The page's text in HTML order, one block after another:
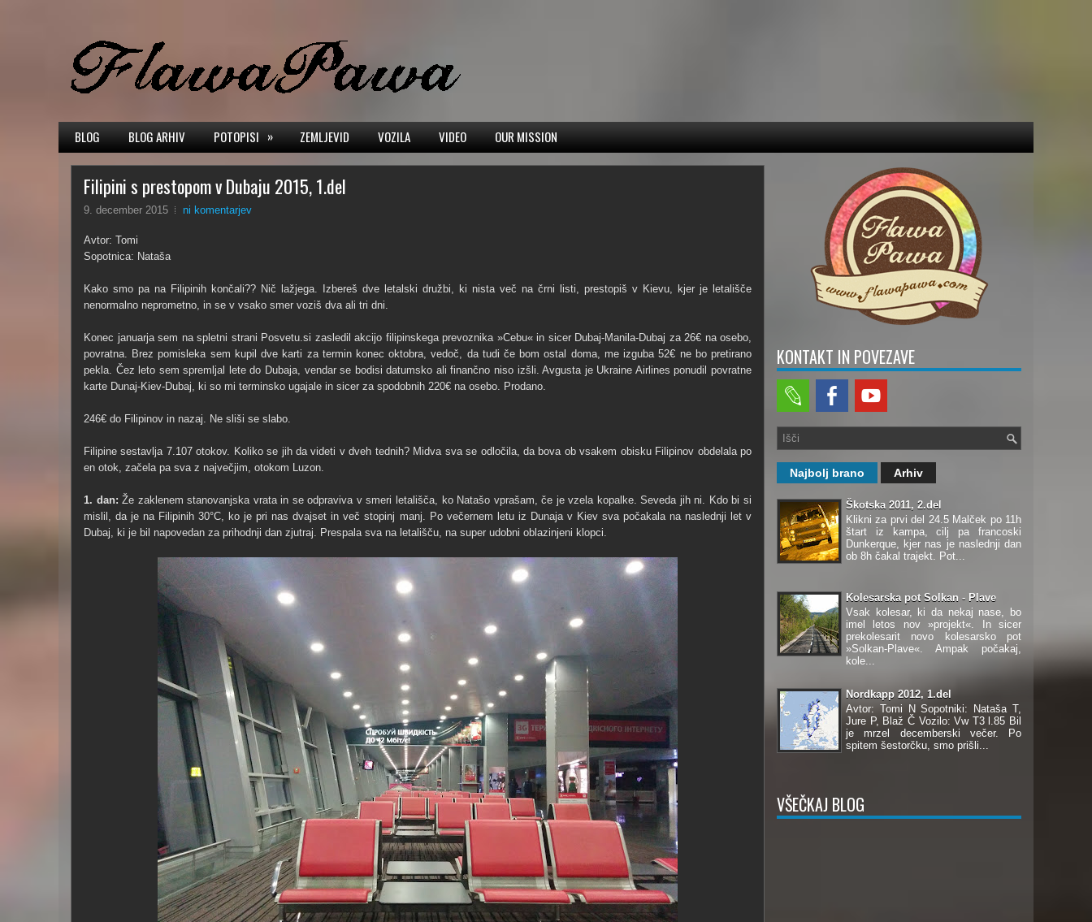
BLOG BLOG ARHIV POTOPISI » ZEMLJEVID VOZILA VIDEO OUR MISSION
Filipini s prestopom v Dubaju 2015, 1.del
9. december 2015 ni komentarjev
Avtor: Tomi
Sopotnica: Nataša
Kako smo pa na Filipinih končali?? Nič lažjega. Izbereš dve letalski družbi, ki nista več na črni listi, prestopiš v Kievu, kjer je letališče
nenormalno neprometno, in se v vsako smer voziš dva ali tri dni.
Konec januarja sem na spletni strani Posvetu.si zasledil akcijo filipinskega prevoznika »Cebu« in sicer Dubaj-Manila-Dubaj za 26€ na osebo,
povratna. Brez pomisleka sem kupil dve karti za termin konec oktobra, vedoč, da tudi če bom ostal doma, me izguba 52€ ne bo pretirano
pekla. Čez leto sem spremljal lete do Dubaja, vendar se bodisi datumsko ali finančno niso izšli. Avgusta je Ukraine Airlines ponudil povratne
karte Dunaj-Kiev-Dubaj, ki so mi terminsko ugajale in sicer za spodobnih 220€ na osebo. Prodano.
246€ do Filipinov in nazaj. Ne sliši se slabo.
Filipine sestavlja 7.107 otokov. Koliko se jih da videti v dveh tednih? Midva sva se odločila, da bova ob vsakem obisku Filipinov obdelala po
en otok, začela pa sva z največjim, otokom Luzon.
1. dan: Že zaklenem stanovanjska vrata in se odpraviva v smeri letališča, ko Natašo vprašam, če je vzela kopalke. Seveda jih ni. Kdo bi si
mislil, da je na Filipinih 30°C, ko je pri nas dvajset in več stopinj manj. Po večernem letu iz Dunaja v Kiev sva počakala na naslednji let v
Dubaj, ki je bil napovedan za prihodnji dan zjutraj. Prespala sva na letališču, na super udobni oblazinjeni klopci.
KONTAKT IN POVEZAVE
Najbolj brano Arhiv
Škotska 2011, 2.del
Klikni za prvi del 24.5 Malček po 11h
štart iz kampa, cilj pa francoski
Dunkerque, kjer nas je naslednji dan
ob 8h čakal trajekt. Pot...
Kolesarska pot Solkan - Plave
Vsak kolesar, ki da nekaj nase, bo
imel letos nov »projekt«. In sicer
prekolesarit novo kolesarsko pot
»Solkan-Plave«. Ampak počakaj,
kole...
Nordkapp 2012, 1.del
Avtor: Tomi N Sopotniki: Nataša T,
Jure P, Blaž Č Vozilo: Vw T3 l.85 Bil
je mrzel decemberski večer. Po
spitem šestorčku, smo prišli...
VŠEČKAJ BLOG